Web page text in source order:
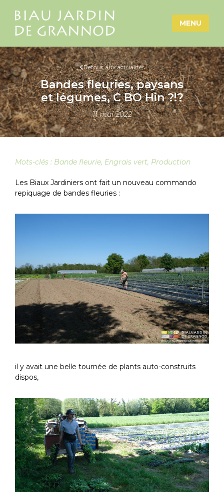
MENU
Retour aux actualités
Bandes fleuries, paysans
et légumes, C BO Hin ?!?
11 mai 2022
Mots-clés : Bande fleurie, Engrais vert, Production
Les Biaux Jardiniers ont fait un nouveau commando
repiquage de bandes fleuries :
il y avait une belle tournée de plants auto-construits
dispos,